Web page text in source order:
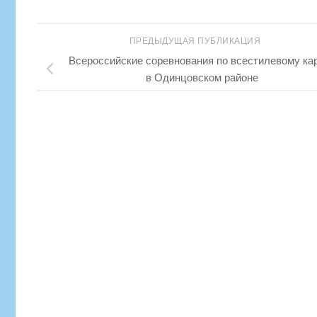
ПРЕДЫДУЩАЯ ПУБЛИКАЦИЯ
Всероссийские соревнования по всестилевому
в Одинцовском районе